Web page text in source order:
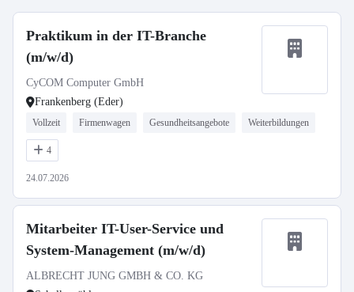
Praktikum in der IT-Branche
(m/w/d)
CyCOM Computer GmbH
Frankenberg (Eder)
Vollzeit Firmenwagen Gesundheitsangebote Weiterbildungen
4
24.07.2026
Mitarbeiter IT-User-Service und
System-Management (m/w/d)
ALBRECHT JUNG GMBH & CO. KG